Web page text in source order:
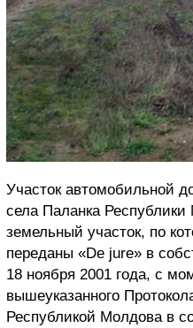
Участок автомобильной
села Паланка
земельный участок, по
переданы «Dе jure» в
18 ноября 2001 года, с
вышеуказанного
Республикой Молдова в